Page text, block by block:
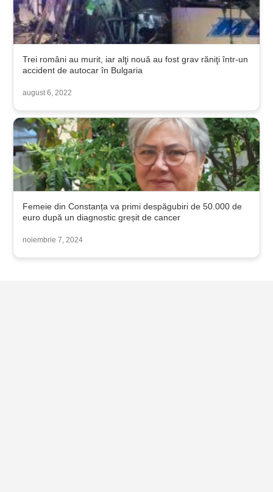
Trei români au murit, iar alţi nouă au fost grav răniţi într-un
accident de autocar în Bulgaria
august 6, 2022
Femeie din Constanța va primi despăgubiri de 50.000 de
euro după un diagnostic greșit de cancer
noiembrie 7, 2024